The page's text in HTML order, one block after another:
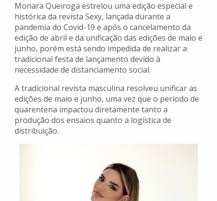
Monara Queiroga estrelou uma edição especial e
histórica da revista Sexy, lançada durante a
pandemia do Covid-19 e após o cancelamento da
edição de abril e da unificação das edições de maio e
junho, porém está sendo impedida de realizar a
tradicional festa de lançamento devido à
necessidade de distanciamento social.
A tradicional revista masculina resolveu unificar as
edições de maio e junho, uma vez que o período de
quarentena impactou diretamente tanto a
produção dos ensaios quanto a logística de
distribuição.